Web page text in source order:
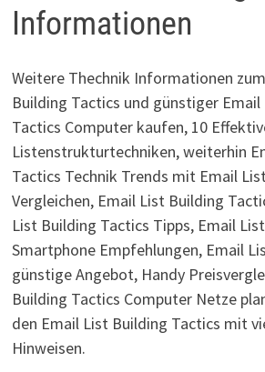
Informationen
Weitere Thechnik Informationen
Building Tactics und günstiger
Tactics Computer kaufen, 10
Listenstrukturtechniken, weiterhin
Tactics Technik Trends mit Email
Vergleichen, Email List Building
List Building Tactics Tipps, Email
Smartphone Empfehlungen, Email
günstige Angebot, Handy
Building Tactics Computer Netze
den Email List Building Tactics mit
Hinweisen.